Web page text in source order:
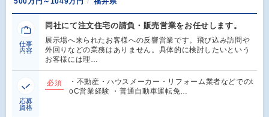
仕事
内容
同社にて注文住宅の請負・販売営業をお任せします。
展示場へ来られたお客様への反響営業です。飛び込み訪問や
外回りなどの業務はありません。具体的に検討したいという
お客様には理…
応募
資格
必須
・不動産・ハウスメーカー・リフォーム業者などでのt
oC営業経験 ・普通自動車運転免…